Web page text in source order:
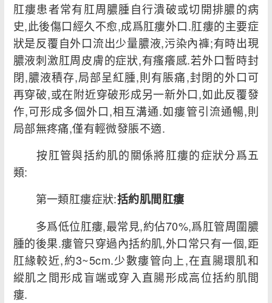
綜合
疾病
肛瘻患者常有肛周膿腫自行潰破或切開排膿的病
史,此後傷口經久不愈,成爲肛瘻外口.肛瘻的主要症
狀是反覆自外口流出少量膿液,污染內褲;有時出現
膿液刺激肛周皮膚的症狀,有瘙癢感.若外口暫時封
閉,膿液積存,局部呈紅腫,則有脹痛,封閉的外口可
再穿破,或在附近穿破形成另一新外口,如此反覆發
作,可形成多個外口,相互溝通.如瘻管引流通暢,則
局部無疼痛,僅有輕微發脹不適.
按肛管與括約肌的關係將肛瘻的症狀分爲五
類:
第一類肛瘻症狀:括約肌間肛瘻
多爲低位肛瘻,最常見,約佔70%,爲肛管周圍膿
腫的後果.瘻管只穿過內括約肌,外口常只有一個,距
肛緣較近,約3~5cm.少數瘻管向上,在直腸環肌和
縱肌之間形成盲端或穿入直腸形成高位括約肌間
瘻.